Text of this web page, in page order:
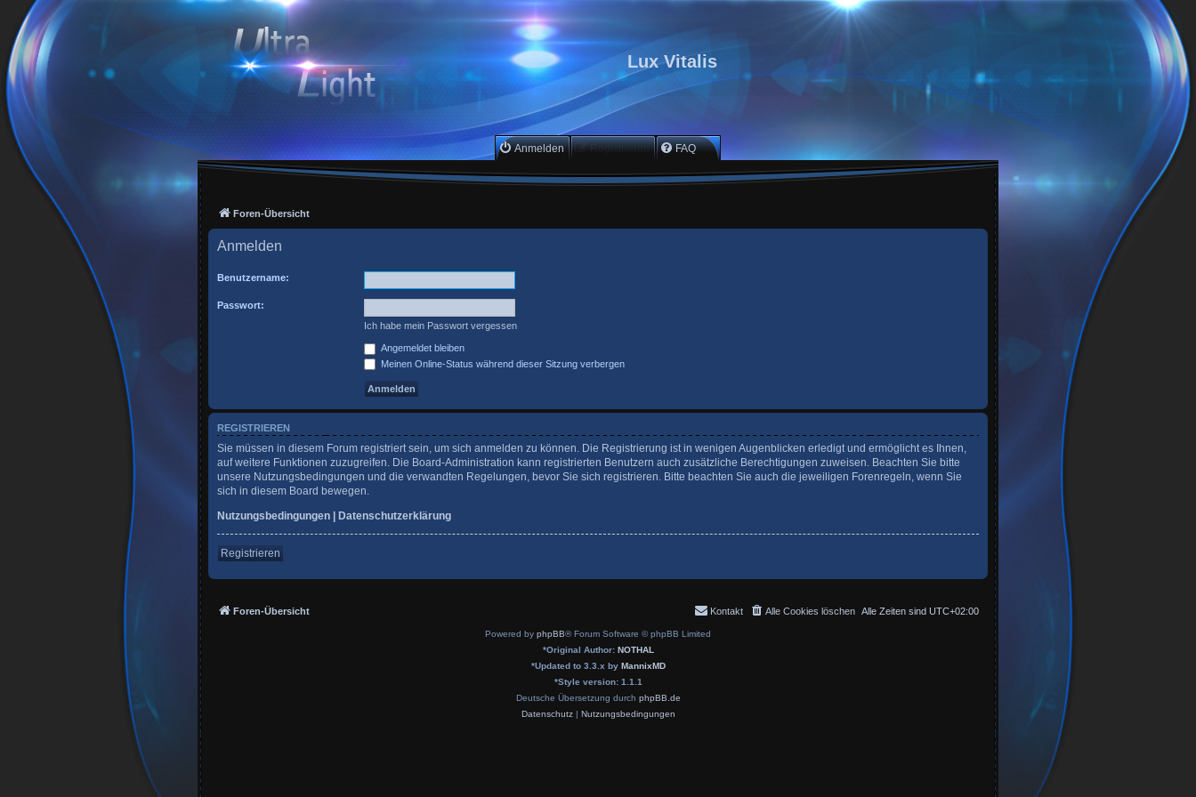
Lux Vitalis
Anmelden Registrieren FAQ
Foren-Übersicht
Anmelden
Benutzername:
Passwort:
Ich habe mein Passwort vergessen
Angemeldet bleiben
Meinen Online-Status während dieser Sitzung verbergen
REGISTRIEREN
Sie müssen in diesem Forum registriert sein, um sich anmelden zu können. Die Registrierung ist in wenigen Augenblicken erledigt und ermöglicht es Ihnen,
auf weitere Funktionen zuzugreifen. Die Board-Administration kann registrierten Benutzern auch zusätzliche Berechtigungen zuweisen. Beachten Sie bitte
unsere Nutzungsbedingungen und die verwandten Regelungen, bevor Sie sich registrieren. Bitte beachten Sie auch die jeweiligen Forenregeln, wenn Sie
sich in diesem Board bewegen.
Nutzungsbedingungen | Datenschutzerklärung
Registrieren
Foren-Übersicht Alle Zeiten sind UTC+02:00
Alle Cookies löschen
Kontakt
Powered by phpBB® Forum Software © phpBB Limited
*Original Author: NOTHAL
*Updated to 3.3.x by MannixMD
*Style version: 1.1.1
Deutsche Übersetzung durch phpBB.de
Datenschutz| Nutzungsbedingungen